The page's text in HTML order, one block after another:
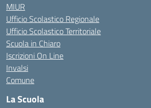
MIUR
Ufficio Scolastico Regionale
Ufficio Scolastico Territoriale
Scuola in Chiaro
Iscrizioni On Line
Invalsi
Comune
La Scuola